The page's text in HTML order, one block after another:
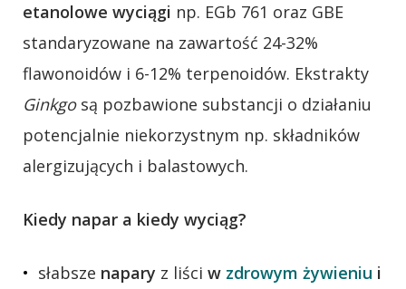
etanolowe wyciągi np. EGb 761 oraz GBE
standaryzowane na zawartość 24-32%
flawonoidów i 6-12% terpenoidów. Ekstrakty
Ginkgosą pozbawione substancji o działaniu
potencjalnie niekorzystnym np. składników
alergizujących i balastowych.
Kiedy napar a kiedy wyciąg?
słabsze napary z liści w zdrowym żywieniu i